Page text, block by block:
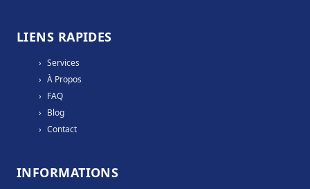
LIENS RAPIDES
› Services
› À Propos
› FAQ
› Blog
› Contact
INFORMATIONS